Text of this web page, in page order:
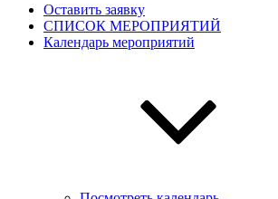
Оставить заявку
СПИСОК МЕРОПРИЯТИЙ
Календарь мероприятий